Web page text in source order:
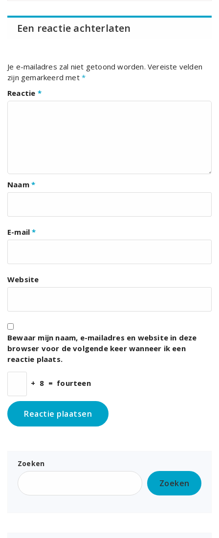
Een reactie achterlaten
Je e-mailadres zal niet getoond worden. Vereiste velden
zijn gemarkeerd met *
Reactie *
Naam *
E-mail*
Website
Bewaar mijn naam, e-mailadres en website in deze
browser voor de volgende keer wanneer ik een
reactie plaats.
+ 8 = fourteen
Zoeken
Zoeken